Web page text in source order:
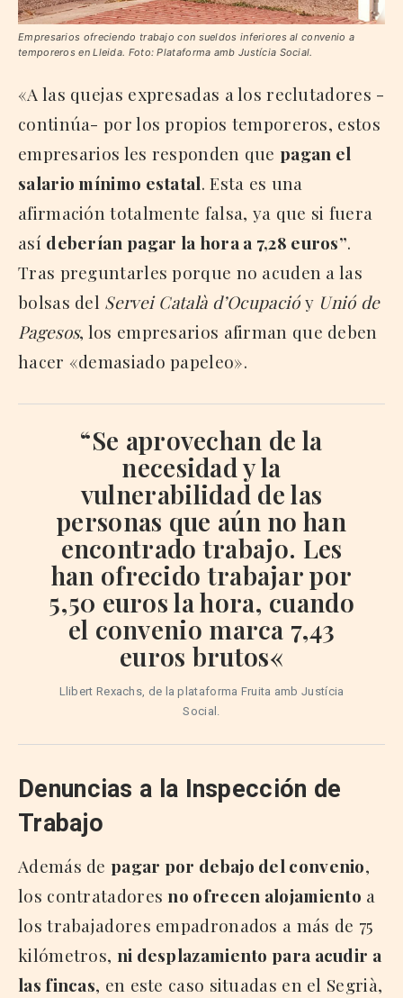
Empresarios ofreciendo trabajo con sueldos inferiores al convenio a
temporeros en Lleida. Foto: Plataforma amb Justícia Social.
«A las quejas expresadas a los reclutadores -
continúa- por los propios temporeros, estos
empresarios les responden que pagan el
salario mínimo estatal. Esta es una
afirmación totalmente falsa, ya que si fuera
así deberían pagar la hora a 7,28 euros”.
Tras preguntarles porque no acuden a las
bolsas del Servei Català d’Ocupacióy Unió de
Pagesos, los empresarios afirman que deben
hacer «demasiado papeleo».
“Se aprovechan de la
necesidad y la
vulnerabilidad de las
personas que aún no han
encontrado trabajo. Les
han ofrecido trabajar por
5,50 eurosla hora, cuando
el convenio marca 7,43
euros brutos«
Llibert Rexachs, de la plataforma Fruita amb Justícia
Social.
Denuncias a la Inspección de
Trabajo
Además de pagar por debajo del convenio,
los contratadores no ofrecen alojamiento a
los trabajadores empadronados a más de 75
kilómetros, ni desplazamiento para acudir a
las fincas, en este caso situadas en el Segrià,